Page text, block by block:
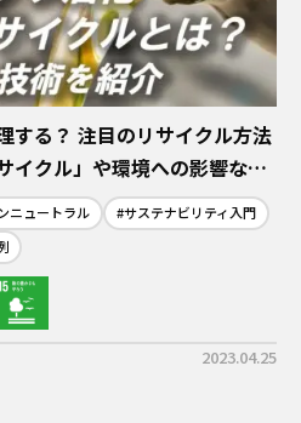
する？ 注目のリサイクル方法
イクル」や環境への影響など
ニュートラル
#サステナビリティ入門
2023.04.25